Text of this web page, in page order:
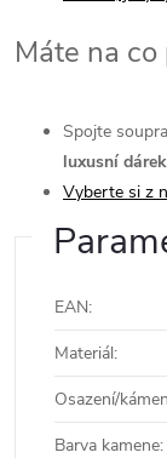
Máte na
Spojte
luxusní dárek
Vyberte si z
EAN:
Materiál:
Osazení/kámen
Barva kamene: